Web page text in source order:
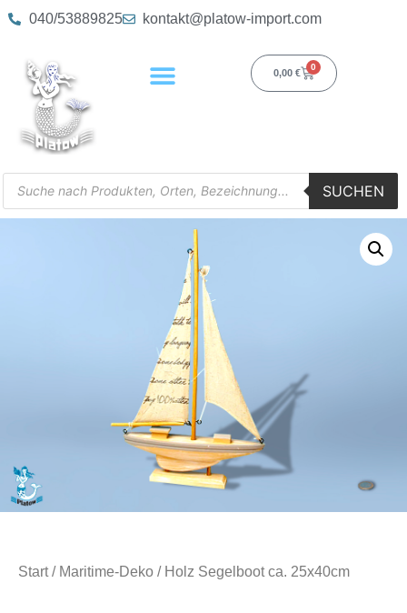
040/53889825 kontakt@platow-import.com
0,00 €
0
SUCHEN
Start/ Maritime-Deko / Holz Segelboot ca. 25x40cm